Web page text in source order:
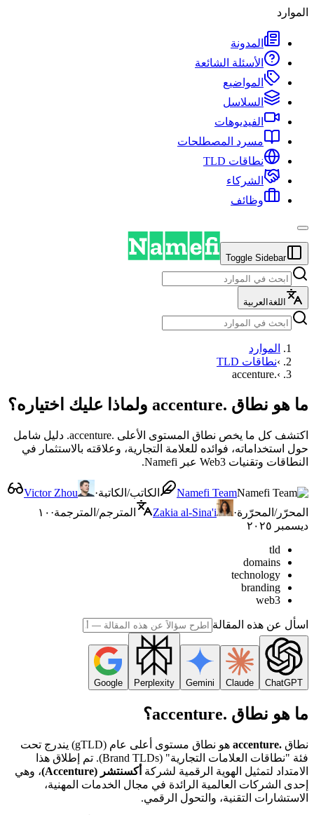
الموارد
المدونة
الأسئلة الشائعة
المواضيع
السلاسل
الفيديوهات
مسرد المصطلحات
نطاقات TLD
الشركاء
وظائف
Toggle Sidebar
اللغة العربية
الموارد
›نطاقات TLD
›
.accenture
ما هو نطاق .accenture ولماذا عليك اختياره؟
اكتشف كل ما يخص نطاق المستوى الأعلى .accenture. دليل شامل
حول استخداماته، فوائده للعلامة التجارية، وعلاقته بالاستثمار في
النطاقات وتقنيات Web3 عبر Namefi.
Namefi Team الكاتب/الكاتبة·
Victor Zhou
المحرّر/المحرّرة·
Zakia al-Sina'i المترجم/المترجمة· ١٠
ديسمبر ٢٠٢٥
tld
domains
technology
branding
web3
اسأل عن هذه المقالة
ChatGPT
Claude
Gemini
Perplexity
Google
ما هو نطاق .accenture؟
نطاق .accenture
هو نطاق مستوى أعلى عام (gTLD) يندرج تحت
فئة "نطاقات العلامات التجارية" (Brand TLDs). تم إطلاق هذا
الامتداد لتمثيل الهوية الرقمية لشركة أكسنتشر (Accenture)
، وهي
إحدى الشركات العالمية الرائدة في مجال الخدمات المهنية،
الاستشارات التقنية، والتحول الرقمي.